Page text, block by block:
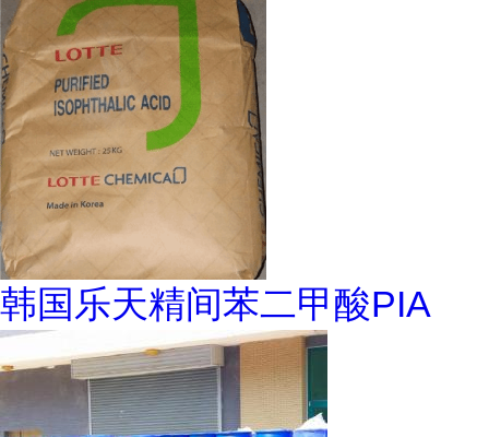
韩国乐天精间苯二甲酸PIA